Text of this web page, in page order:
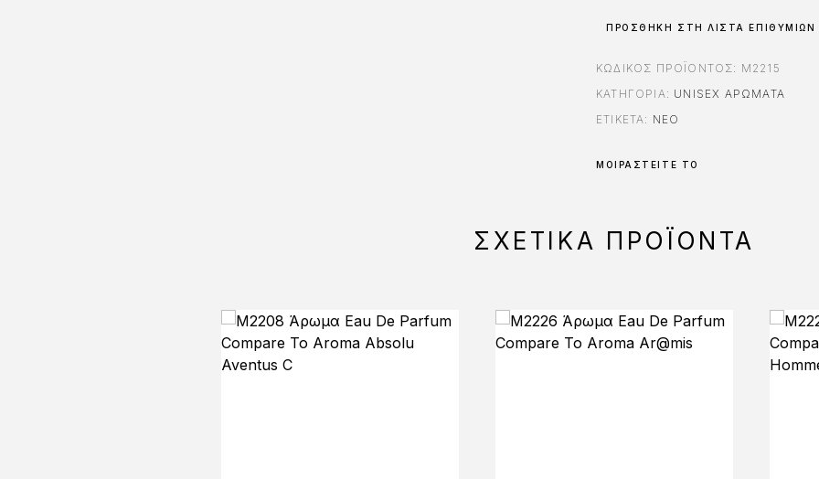
ΠΡΟΣΘΉΚΗ ΣΤΗ ΛΊΣΤΑ ΕΠΙΘΥΜΙΏΝ
ΚΩΔΙΚΌΣ ΠΡΟΪΌΝΤΟΣ: M2215
ΚΑΤΗΓΟΡΊΑ: UNISEX ΑΡΏΜΑΤΑ
ΕΤΙΚΈΤΑ: ΝΈΟ
ΜΟΙΡΑΣΤΕΊΤΕ ΤΟ
ΣΧΕΤΙΚΆ ΠΡΟΪΌΝΤΑ